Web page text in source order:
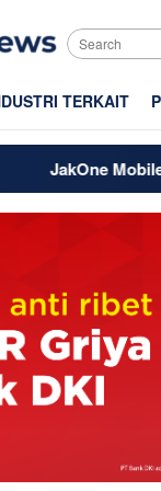
TERKAIT
Mobile Antar Bank